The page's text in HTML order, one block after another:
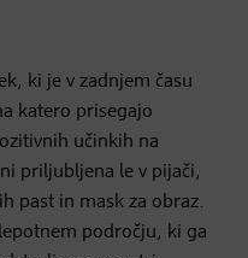
ki je v zadnjem času
katero prisegajo
učinkih na
priljubljena le v pijači,
past in mask za obraz.
področju, ki ga